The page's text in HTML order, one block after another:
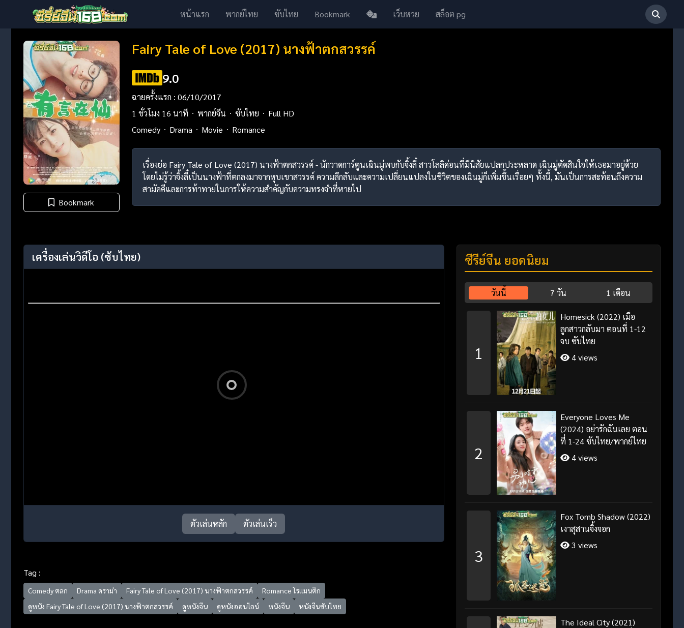
หน้าแรก พากย์ไทย ซับไทย Bookmark เว็บหวย สล็อต pg
Bookmark
Fairy Tale of Love (2017) นางฟ้าตกสวรรค์
9.0
ฉายครั้งแรก : 06/10/2017
1 ชั่วโมง 16 นาที
พากย์จีน ซับไทย
Full HD
Comedy
Drama Movie Romance
เรื่องย่อ Fairy Tale of Love (2017) นางฟ้าตกสวรรค์ - นักวาดการ์ตูนเฉินมู่พบกับจิ้งลี๋ สาวโลลิค่อนที่มีนิสัยแปลกประหลาด เฉินมู่ตัดสินใจให้เธอมาอยู่ด้วย
โดยไม่รู้ว่าจิ้งลี๋เป็นนางฟ้าที่ตกลงมาจากหุบเขาสวรรค์ ความลึกลับและความเปลี่ยนแปลงในชีวิตของเฉินมู่ก็เพิ่มขึ้นเรื่อยๆ ทั้งนี้, มันเป็นการสะท้อนถึงความ
สามัคคีและการท้าทายในการให้ความสำคัญกับความทรงจำที่หายไป
เครื่องเล่นวิดีโอ (ซับไทย)
ตัวเล่นหลัก ตัวเล่นเร็ว
Tag :
Comedy ตลก Drama ดราม่า Fairy Tale of Love (2017) นางฟ้าตกสวรรค์
Romance โรแมนติก
ดูหนัง Fairy Tale of Love (2017) นางฟ้าตกสวรรค์
ดูหนังจีน ดูหนังออนไลน์ หนังจีน หนังจีนซับไทย
ซีรี่ย์จีน ยอดนิยม
วันนี้ 7 วัน 1 เดือน
1
Homesick (2022) เมื่อ
ลูกสาวกลับมา ตอนที่ 1-12
จบ ซับไทย
4 views
2
Everyone Loves Me
(2024) อย่ารักฉันเลย ตอน
ที่ 1-24 ซับไทย/พากย์ไทย
4 views
3
Fox Tomb Shadow (2022)
เงาสุสานจิ้งจอก
3 views
The Ideal City (2021)